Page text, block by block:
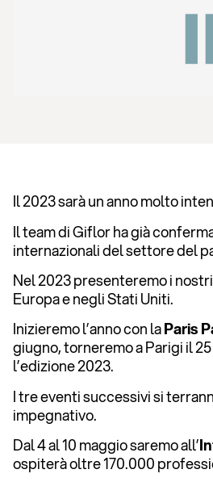
Il 2023 sarà un anno molto
Il team di Giflor ha già
internazionali del settore del
Nel 2023 presenteremo i
Europa e negli Stati Uniti.
Inizieremo l’anno con laParis
giugno, torneremo a Parigi il
l’edizione 2023.
I tre eventi successivi si
impegnativo.
Dal 4 al 10 maggio saremo all’
ospiterà oltre 170.000